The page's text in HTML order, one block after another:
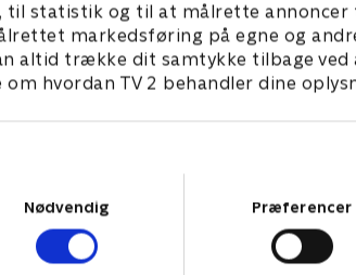
til statistik og til at målrette
markedsføring på egne og
altid trække dit samtykke tilbage ved
om hvordan TV 2 behandler dine
Nødvendig
Præferencer